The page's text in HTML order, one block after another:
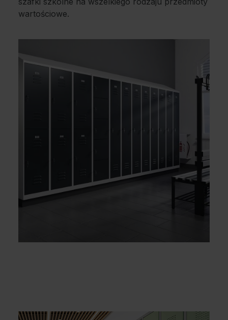
wartościowe.